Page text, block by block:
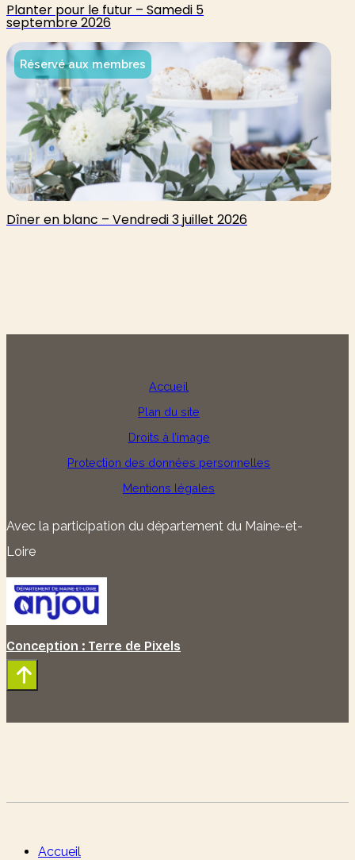
Planter pour le futur – Samedi 5
septembre 2026
Réservé aux membres
Dîner en blanc – Vendredi 3 juillet 2026
Accueil
Plan du site
Droits à l’image
Protection des données personnelles
Mentions légales
Avec la participation du département du Maine-et-
Loire
Conception : Terre de Pixels
Accueil